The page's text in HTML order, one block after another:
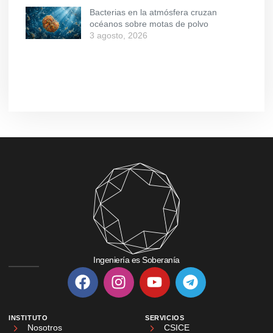
Bacterias en la atmósfera cruzan
océanos sobre motas de polvo
3 agosto, 2026
Ingeniería es Soberanía
INSTITUTO
Nosotros
SERVICIOS
CSICE